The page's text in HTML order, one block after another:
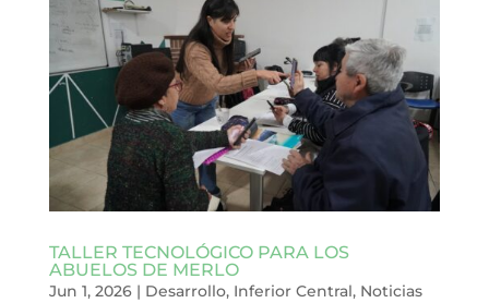
TALLER TECNOLÓGICO PARA LOS
ABUELOS DE MERLO
Jun 1, 2026| Desarrollo, Inferior Central, Noticias